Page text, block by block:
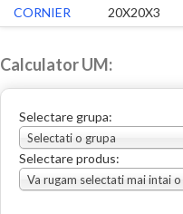
CORNIER
20X20X3
Calculator UM:
Selectare grupa:
Selectati o grupa
Selectare produs: